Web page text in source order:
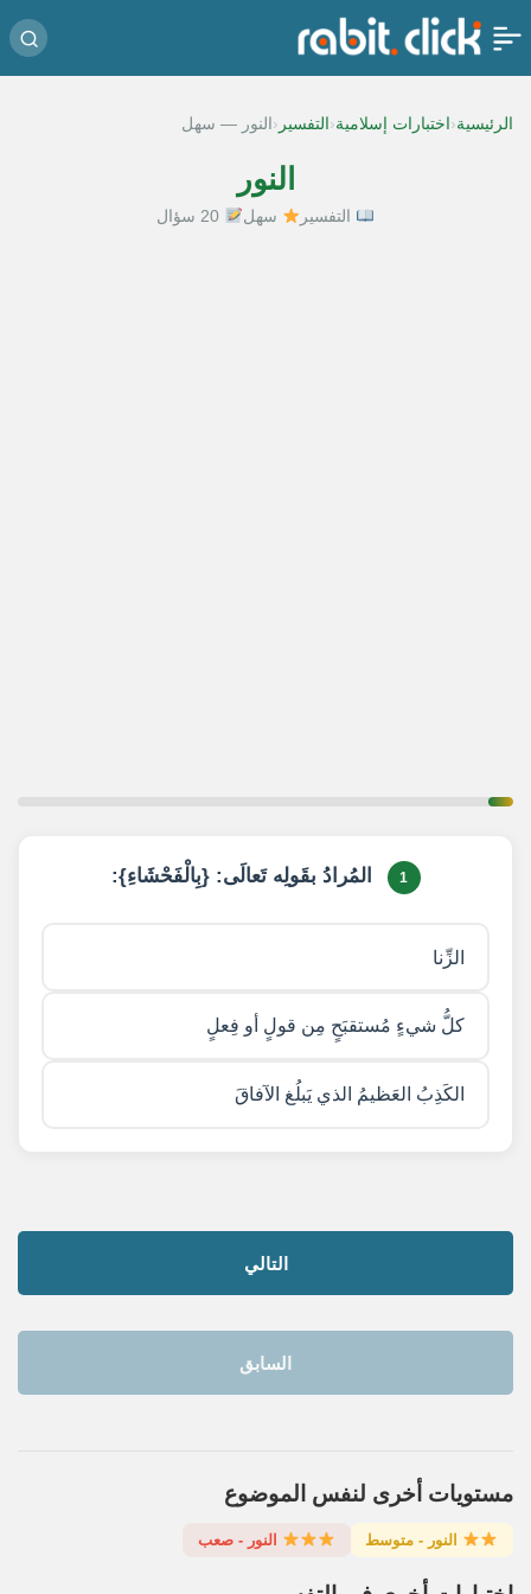
الرئيسية‹ اختبارات إسلامية‹ التفسير ‹ النور — سهل
النور
التفسير سهل
1 المُرادُ بقَولِه تَعالَى: {بِالْفَحْشَاءِ}:
الزِّنا
كلُّ شيءٍ مُستقبَحٍ مِن قولٍ أو فِعلٍ
الكَذِبُ العَظيمُ الذي يَبلُغ الآفاقَ
السابق
التالي
مستويات أخرى لنفس الموضوع
النور - متوسط النور - صعب